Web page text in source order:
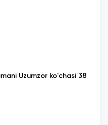
Uzumzor ko'chasi 38